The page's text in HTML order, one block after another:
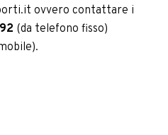
ovvero contattare i
(da telefono fisso)